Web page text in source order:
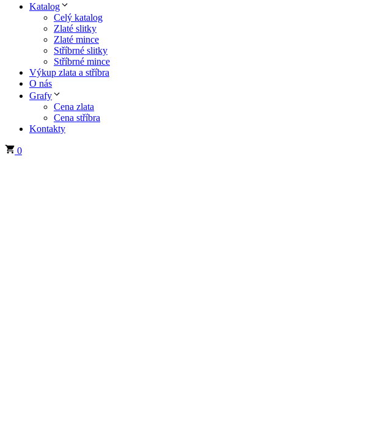
Katalog
Celý katalog
Zlaté slitky
Zlaté mince
Stříbrné slitky
Stříbrné mince
Výkup zlata a stříbra
O nás
Grafy
Cena zlata
Cena stříbra
Kontakty
0